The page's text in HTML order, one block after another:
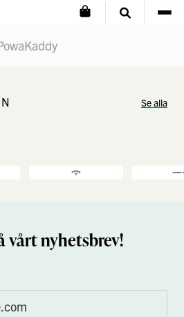
Se alla
vårt nyhetsbrev!